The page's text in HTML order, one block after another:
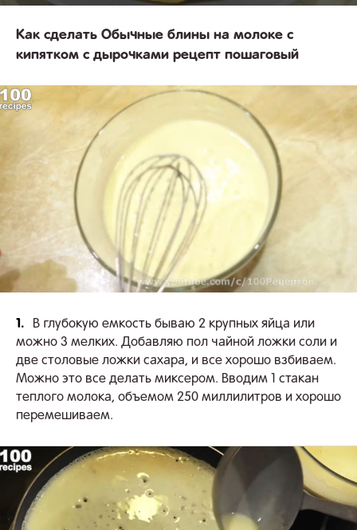
Как сделать Обычные блины на молоке с
кипятком с дырочками рецепт пошаговый
1.
В глубокую емкость бываю 2 крупных яйца или
можно 3 мелких. Добавляю пол чайной ложки соли и
две столовые ложки сахара, и все хорошо взбиваем.
Можно это все делать миксером. Вводим 1 стакан
теплого молока, объемом 250 миллилитров и хорошо
перемешиваем.